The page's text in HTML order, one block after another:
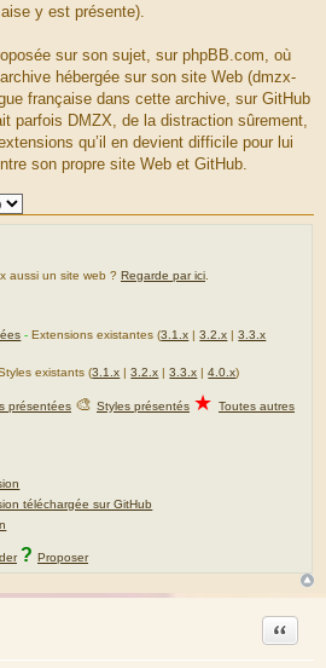
y est présente).
sur son sujet, sur phpBB.com, où
hébergée sur son site Web (dmzx-
française dans cette archive, sur GitHub
parfois DMZX, de la distraction sûrement,
qu’il en devient difficile pour lui
son propre site Web et GitHub.
aussi un site web ? Regarde par ici.
- Extensions existantes (3.1.x |3.2.x |3.3.x
existants (3.1.x |3.2.x |3.3.x |4.0.x)
présentées 🎨 Styles présentés ★ Toutes autres
téléchargée sur GitHub
? Proposer
Citation